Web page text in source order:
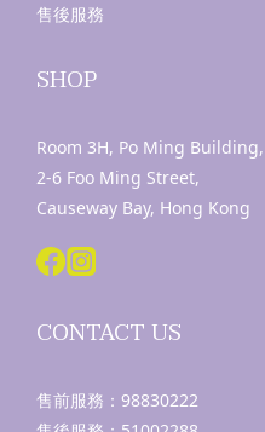
售後服務
SHOP
Room 3H, Po Ming Building,
2-6 Foo Ming Street,
Causeway Bay, Hong Kong
CONTACT US
售前服務： 98830222